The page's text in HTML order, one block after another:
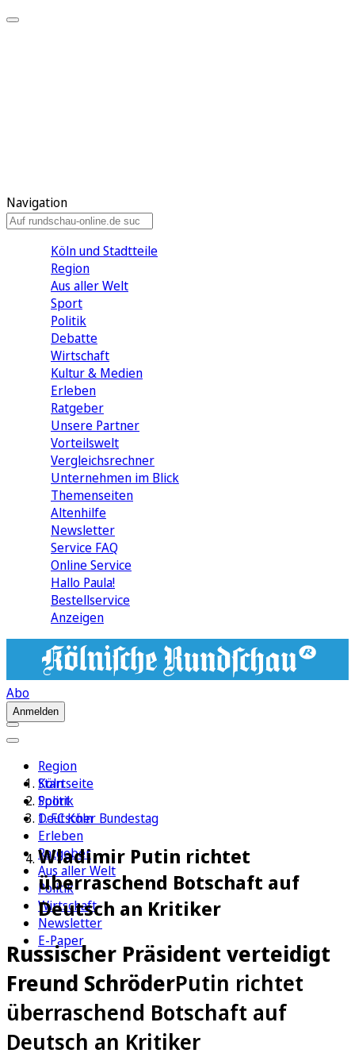
Navigation
Köln und Stadtteile
Region
Aus aller Welt
Sport
Politik
Debatte
Wirtschaft
Kultur & Medien
Erleben
Ratgeber
Unsere Partner
Vorteilswelt
Vergleichsrechner
Unternehmen im Blick
Themenseiten
Altenhilfe
Newsletter
Service FAQ
Online Service
Hallo Paula!
Bestellservice
Anzeigen
Abo
Anmelden
Region
Köln
Sport
1. FC Köln
Erleben
Ratgeber
Aus aller Welt
Politik
Wirtschaft
Newsletter
E-Paper
Startseite
Politik
Deutscher Bundestag
Wladimir Putin richtet
überraschend Botschaft auf
Deutsch an Kritiker
Russischer Präsident verteidigt
Freund SchröderPutin richtet
überraschend Botschaft auf
Deutsch an Kritiker